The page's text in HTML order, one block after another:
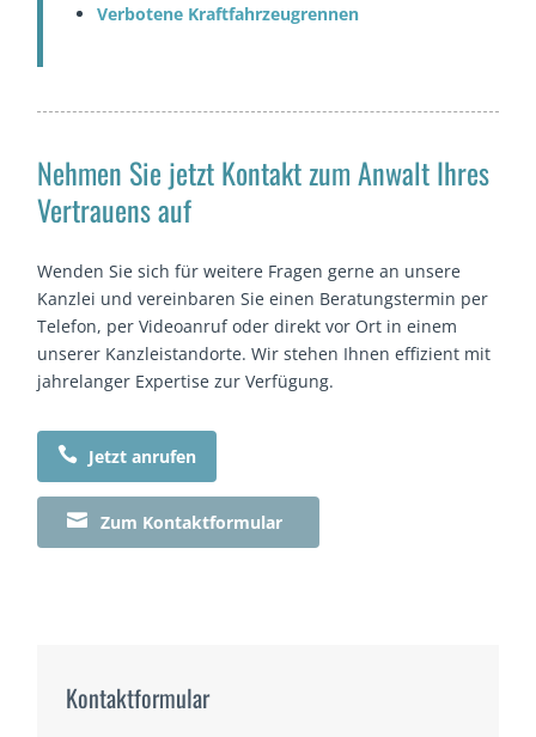
Verbotene Kraftfahrzeugrennen
Nehmen Sie jetzt Kontakt zum Anwalt Ihres
Vertrauens auf
Wenden Sie sich für weitere Fragen gerne an unsere
Kanzlei und vereinbaren Sie einen Beratungstermin per
Telefon, per Videoanruf oder direkt vor Ort in einem
unserer Kanzleistandorte. Wir stehen Ihnen effizient mit
jahrelanger Expertise zur Verfügung.
 Jetzt anrufen
 Zum Kontaktformular
Kontaktformular